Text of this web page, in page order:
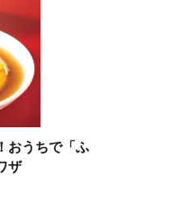
おうちで「ふ
ザ